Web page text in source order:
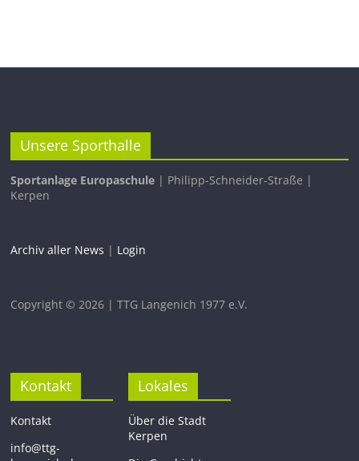
Unsere Sporthalle
Sportanlage Europaschule | Philipp-Schneider-Straße |
Kerpen
Archiv aller News | Login
Copyright © 2026 | TTG Langenich 1977 e.V.
Kontakt
Kontakt
info@ttg-
Lokales
Über die Stadt
Kerpen